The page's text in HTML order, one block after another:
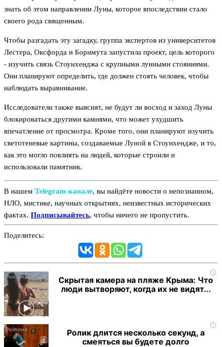
знать об этом направлении Луны, которое впоследствии стало
своего рода священным.
Чтобы разгадать эту загадку, группа экспертов из университетов
Лестера, Оксфорда и Борнмута запустила проект, цель которого
- изучить связь Стоунхенджа с крупными лунными стояниями.
Они планируют определить, где должен стоять человек, чтобы
наблюдать выравнивание.
Исследователи также выяснят, не будут ли восход и заход Луны
блокироваться другими камнями, что может ухудшить
впечатление от просмотра. Кроме того, они планируют изучить
светотеневые картины, создаваемые Луной в Стоунхендже, и то,
как это могло повлиять на людей, которые строили и
использовали памятник.
В нашем Telegram‑канале, вы найдёте новости о непознанном,
НЛО, мистике, научных открытиях, неизвестных исторических
фактах. Подписывайтесь, чтобы ничего не пропустить.
Поделитесь:
i
Скрытая камера на пляже Крыма: Что
люди вытворяют, когда их не видят...
i
Ролик длится несколько секунд, а
смеяться вы будете долго